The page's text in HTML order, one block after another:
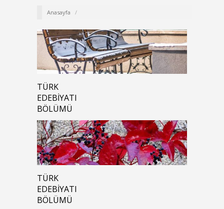
Anasayfa /
TÜRK
EDEBIYATI
BÖLÜMÜ
TÜRK
EDEBIYATI
BÖLÜMÜ